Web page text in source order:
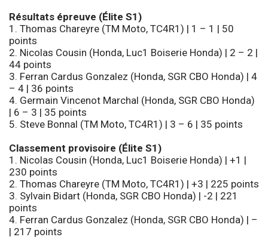
Résultats épreuve (Élite S1)
1. Thomas Chareyre (TM Moto, TC4R1) | 1 – 1 | 50
points
2. Nicolas Cousin (Honda, Luc1 Boiserie Honda) | 2 – 2 |
44 points
3. Ferran Cardus Gonzalez (Honda, SGR CBO Honda) | 4
– 4 | 36 points
4. Germain Vincenot Marchal (Honda, SGR CBO Honda)
| 6 – 3 | 35 points
5. Steve Bonnal (TM Moto, TC4R1) | 3 – 6 | 35 points
Classement provisoire (Élite S1)
1. Nicolas Cousin (Honda, Luc1 Boiserie Honda) | +1 |
230 points
2. Thomas Chareyre (TM Moto, TC4R1) | +3 | 225 points
3. Sylvain Bidart (Honda, SGR CBO Honda) | -2 | 221
points
4. Ferran Cardus Gonzalez (Honda, SGR CBO Honda) | –
| 217 points